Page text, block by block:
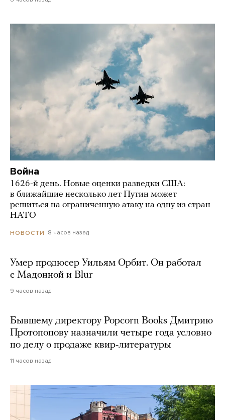
Война
1626-й день. Новые оценки разведки США:
в ближайшие несколько лет Путин может
решиться на ограниченную атаку на одну из стран
НАТО
НОВОСТИ 8 часов назад
Умер продюсер Уильям Орбит. Он работал
с Мадонной и Blur
9 часов назад
Бывшему директору Popcorn Books Дмитрию
Протопопову назначили четыре года условно
по делу о продаже квир-литературы
11 часов назад